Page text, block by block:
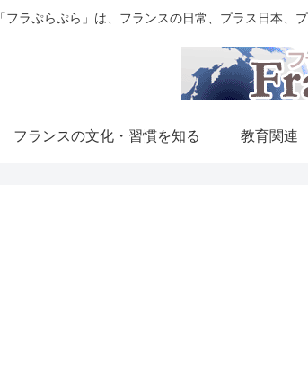
「フラぷらぷら」は、フランスの日常、プラス日本
フランスの文化・習慣を知る 教育関連